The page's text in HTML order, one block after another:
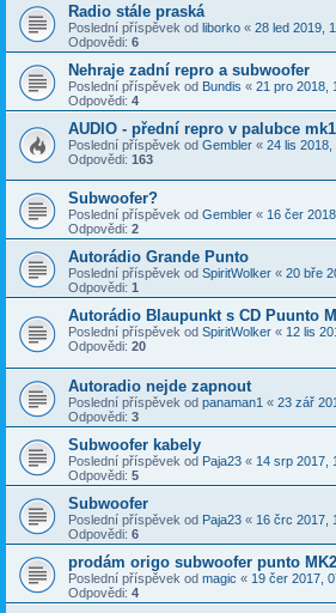
Radio stále praská
Poslední příspěvek od liborko « 28 led 2019,
Odpovědi: 6
Nehraje zadní repro a subwoofer
Poslední příspěvek od Bundis « 21 pro 2018,
Odpovědi: 4
AUDIO - přední repro v palubce mk1
Poslední příspěvek od Gembler « 24 lis 2018,
Odpovědi: 163
Subwoofer?
Poslední příspěvek od Gembler « 16 čer
Odpovědi: 2
Autorádio Grande Punto
Poslední příspěvek od SpiritWolker « 20 bře
Odpovědi: 1
Autorádio Blaupunkt s CD Puunto
Poslední příspěvek od SpiritWolker « 12 lis
Odpovědi: 20
Autoradio nejde zapnout
Poslední příspěvek od panaman1 « 23 zář
Odpovědi: 3
Subwoofer kabely
Poslední příspěvek od Paja23 « 14 srp 2017,
Odpovědi: 5
Subwoofer
Poslední příspěvek od Paja23 « 16 črc 2017,
Odpovědi: 6
prodám origo subwoofer punto MK2
Poslední příspěvek od magic « 19 čer 2017,
Odpovědi: 4